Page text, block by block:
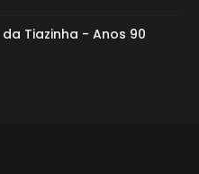
Tiazinha - Anos 90